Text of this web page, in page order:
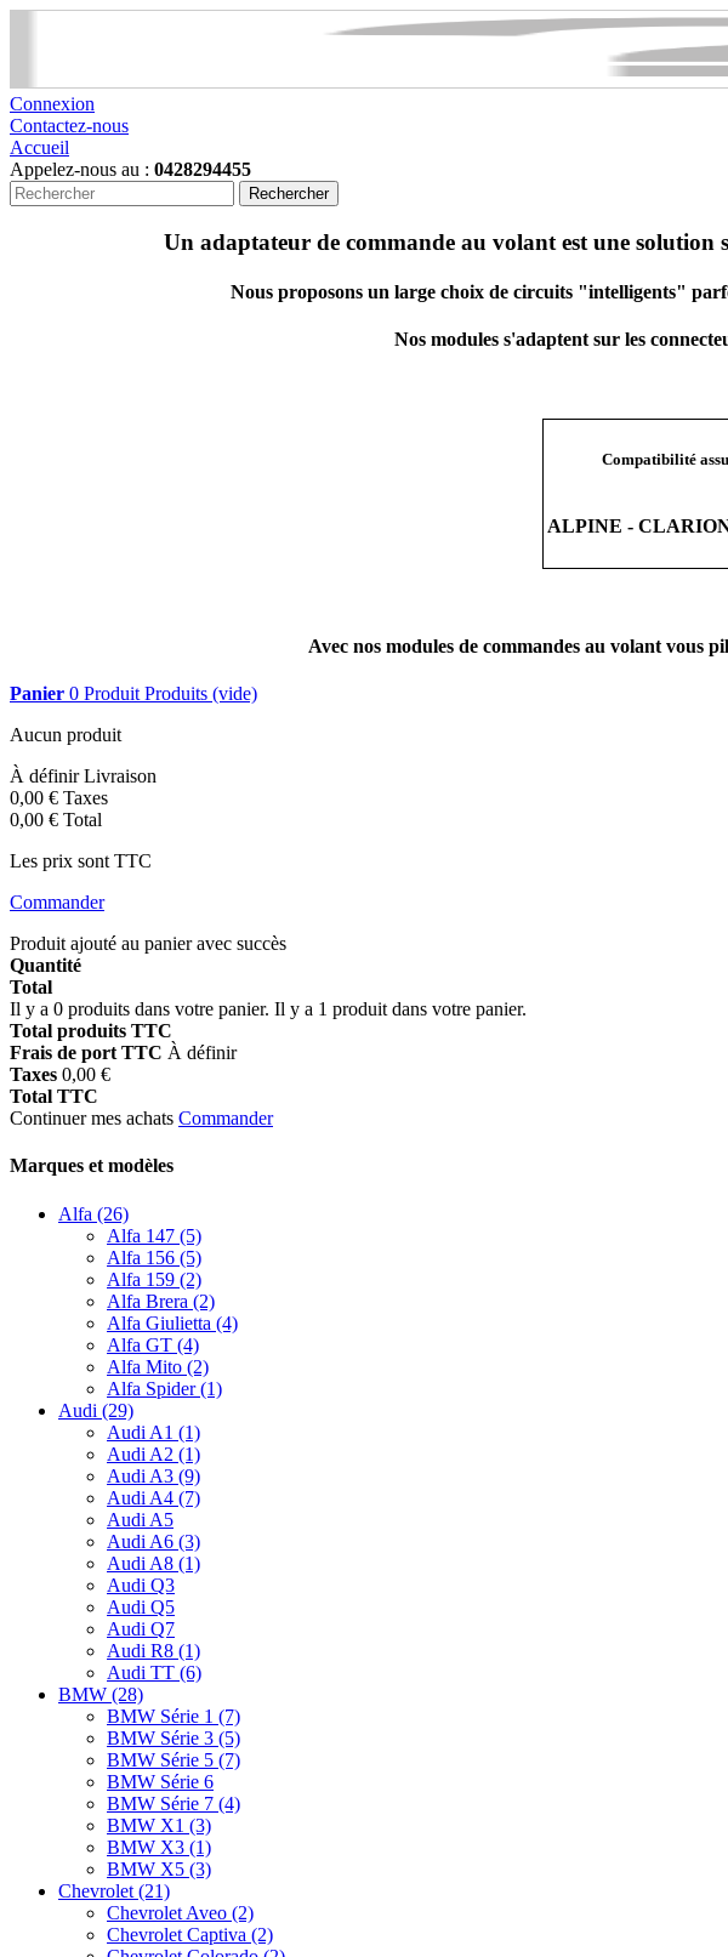
Connexion
Contactez-nous
Accueil
Appelez-nous au : 0428294455
Rechercher
Un adaptateur de commande au volant est une
Nous proposons un large choix de circuits "intelligents"
Nos modules s'adaptent sur les
Compatibilité
ALPINE -
Avec nos modules de commandes au volant vous
Panier 0 Produit Produits (vide)
Aucun produit
À définirLivraison
0,00 € Taxes
0,00 € Total
Les prix sont TTC
Commander
Produit ajouté au panier avec succès
Quantité
Total
Il y a 0 produits dans votre panier. Il y a 1 produit dans votre panier.
Total produits TTC
Frais de port TTC À définir
Taxes 0,00 €
Total TTC
Continuer mes achats Commander
Marques et modèles
Alfa (26)
Alfa 147 (5)
Alfa 156 (5)
Alfa 159 (2)
Alfa Brera (2)
Alfa Giulietta (4)
Alfa GT (4)
Alfa Mito (2)
Alfa Spider (1)
Audi (29)
Audi A1 (1)
Audi A2 (1)
Audi A3 (9)
Audi A4 (7)
Audi A5
Audi A6 (3)
Audi A8 (1)
Audi Q3
Audi Q5
Audi Q7
Audi R8 (1)
Audi TT (6)
BMW (28)
BMW Série 1 (7)
BMW Série 3 (5)
BMW Série 5 (7)
BMW Série 6
BMW Série 7 (4)
BMW X1 (3)
BMW X3 (1)
BMW X5 (3)
Chevrolet (21)
Chevrolet Aveo (2)
Chevrolet Captiva (2)